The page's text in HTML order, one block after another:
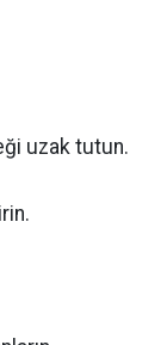
uzak tutun.